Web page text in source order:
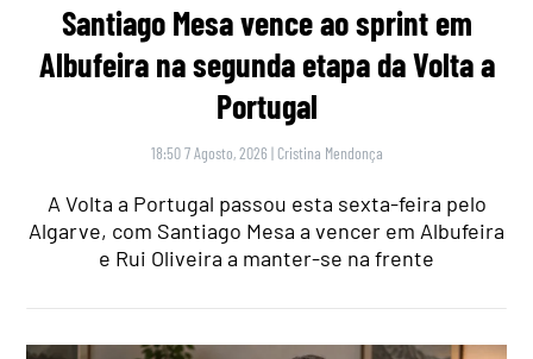
Santiago Mesa vence ao sprint em
Albufeira na segunda etapa da Volta a
Portugal
18:50 7 Agosto, 2026 | Cristina Mendonça
A Volta a Portugal passou esta sexta-feira pelo
Algarve, com Santiago Mesa a vencer em Albufeira
e Rui Oliveira a manter-se na frente